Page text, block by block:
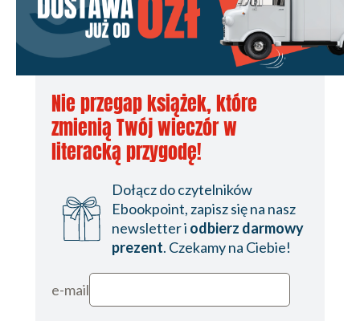
(168)
Zakończenie (171)
Bibliografia (177)
Skorowidz (189)
Nie przegap książek, które
zmienią Twój wieczór w
literacką przygodę!
Dołącz do czytelników
Ebookpoint, zapisz się na nasz
newsletter i odbierz darmowy
prezent. Czekamy na Ciebie!
e-mail